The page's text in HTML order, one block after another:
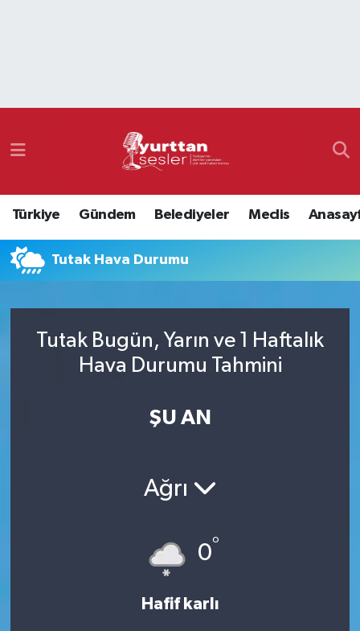
Türkiye Gündem Belediyeler Meclis
Tutak Hava Durumu
Tutak Bugün, Yarın ve 1 Haftalık
Hava Durumu Tahmini
ŞU AN
Ağrı
0°
Hafif karlı
Namaz Vakitleri
Süper Lig Puan Durumu ve Fikstür
Tüm Manşetler
Son Dakika Haberleri
Haber Arşivi